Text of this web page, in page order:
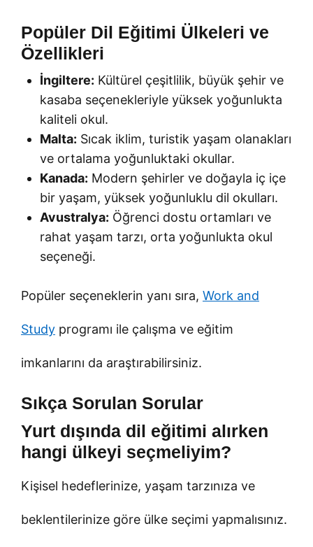
Popüler Dil Eğitimi Ülkeleri ve
Özellikleri
İngiltere: Kültürel çeşitlilik, büyük şehir ve
kasaba seçenekleriyle yüksek yoğunlukta
kaliteli okul.
Malta: Sıcak iklim, turistik yaşam olanakları
ve ortalama yoğunluktaki okullar.
Kanada: Modern şehirler ve doğayla iç içe
bir yaşam, yüksek yoğunluklu dil okulları.
Avustralya: Öğrenci dostu ortamları ve
rahat yaşam tarzı, orta yoğunlukta okul
seçeneği.
Popüler seçeneklerin yanı sıra, Work and
Study programı ile çalışma ve eğitim
imkanlarını da araştırabilirsiniz.
Sıkça Sorulan Sorular
Yurt dışında dil eğitimi alırken
hangi ülkeyi seçmeliyim?
Kişisel hedeflerinize, yaşam tarzınıza ve
beklentilerinize göre ülke seçimi yapmalısınız.